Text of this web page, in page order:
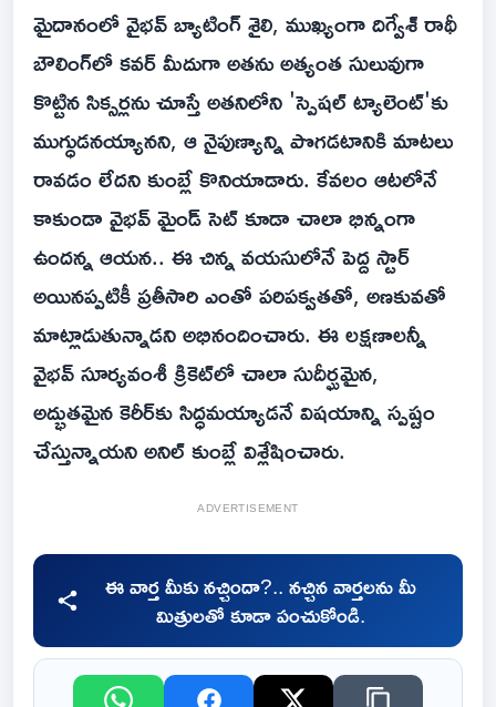
మైదానంలో వైభవ్ బ్యాటింగ్ శైలి, ముఖ్యంగా దిగ్వేశ్ రాథీ
బౌలింగ్‌లో కవర్ మీదుగా అతను అత్యంత సులువుగా
కొట్టిన సిక్సర్లను చూస్తే అతనిలోని 'స్పెషల్ ట్యాలెంట్'కు
ముగ్ధుడనయ్యానని, ఆ నైపుణ్యాన్ని పొగడటానికి మాటలు
రావడం లేదని కుంబ్లే కొనియాడారు. కేవలం ఆటలోనే
కాకుండా వైభవ్ మైండ్ సెట్ కూడా చాలా భిన్నంగా
ఉందన్న ఆయన.. ఈ చిన్న వయసులోనే పెద్ద స్టార్
అయినప్పటికీ ప్రతీసారి ఎంతో పరిపక్వతతో, అణకువతో
మాట్లాడుతున్నాడని అభినందించారు. ఈ లక్షణాలన్నీ
వైభవ్ సూర్యవంశీ క్రికెట్‌లో చాలా సుదీర్ఘమైన,
అద్భుతమైన కెరీర్‌కు సిద్ధమయ్యాడనే విషయాన్ని స్పష్టం
చేస్తున్నాయని అనిల్ కుంబ్లే విశ్లేషించారు.
ADVERTISEMENT
ఈ వార్త మీకు నచ్చిందా?.. నచ్చిన వార్తలను మీ
మిత్రులతో కూడా పంచుకోండి.